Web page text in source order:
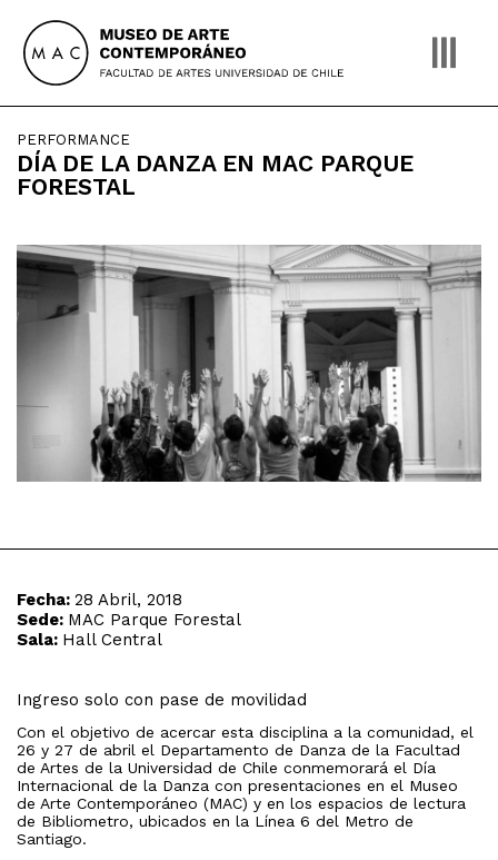
content
PERFORMANCE
DÍA DE LA DANZA EN MAC PARQUE
FORESTAL
Fecha: 28 Abril, 2018
Sede: MAC Parque Forestal
Sala: Hall Central
Ingreso solo con pase de movilidad
Con el objetivo de acercar esta disciplina a la comunidad, el
26 y 27 de abril el Departamento de Danza de la Facultad
de Artes de la Universidad de Chile conmemorará el Día
Internacional de la Danza con presentaciones en el Museo
de Arte Contemporáneo (MAC) y en los espacios de lectura
de Bibliometro, ubicados en la Línea 6 del Metro de
Santiago.